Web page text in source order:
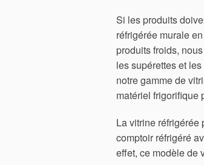
Si les produits
réfrigérée murale
produits froids,
les supérettes et
notre gamme de
matériel frigorifique
La vitrine
comptoir réfrigéré
effet, ce modèle de